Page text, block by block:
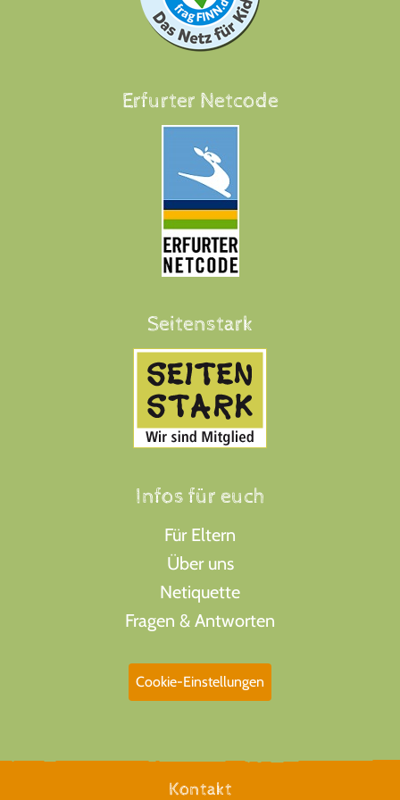
Erfurter Netcode
Seitenstark
Infos für euch
Für Eltern
Über uns
Netiquette
Fragen & Antworten
Cookie-Einstellungen
Kontakt